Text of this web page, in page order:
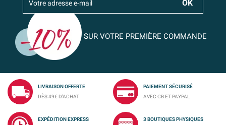
SUR VOTRE PREMIÈRE COMMANDE
LIVRAISON OFFERTE
DÈS 49€ D'ACHAT
PAIEMENT SÉCURISÉ
AVEC CB ET PAYPAL
EXPÉDITION EXPRESS
3 BOUTIQUES PHYSIQUES